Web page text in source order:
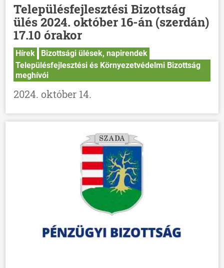
ÖNKORMÁNYZAT
Településfejlesztési Bizottság
ülés 2024. október 16-án (szerdán)
17.10 órakor
Hírek
Bizottsági ülések, napirendek
Településfejlesztési és Környezetvédelmi Bizottság
meghívói
2024. október 14.